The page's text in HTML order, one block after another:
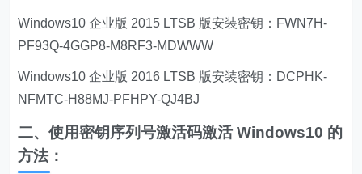
Windows10 企业版 2015 LTSB 版安装密钥：FWN7H-
PF93Q-4GGP8-M8RF3-MDWWW
Windows10 企业版 2016 LTSB 版安装密钥：DCPHK-
NFMTC-H88MJ-PFHPY-QJ4BJ
二、使用密钥序列号激活码激活 Windows10 的
方法：